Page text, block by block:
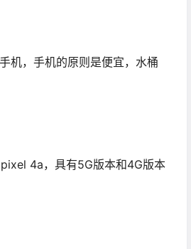
机，手机的原则是便宜，水桶
4a，具有5G版本和4G版本